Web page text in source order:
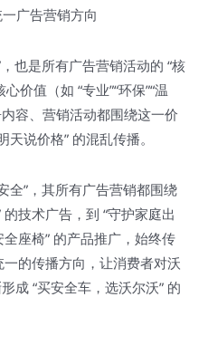
广告营销方向​
也是所有广告营销活动的 “核
价值（如 “专业”“环保”“温
容、营销活动都围绕这一价
说价格” 的混乱传播。​
全”，其所有广告营销都围绕
技术广告，到 “守护家庭出
座椅” 的产品推广，始终传
一的传播方向，让消费者对沃
成 “买安全车，选沃尔沃” 的